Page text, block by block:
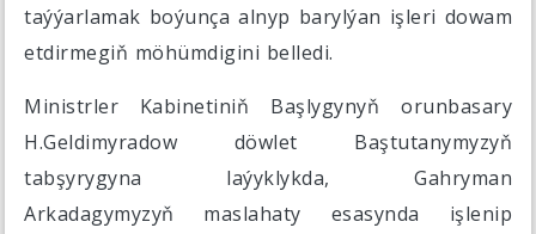
taýýarlamak boýunça alnyp barylýan işleri dowam
etdirmegiň möhümdigini belledi.
Ministrler Kabinetiniň Başlygynyň orunbasary
H.Geldimyradow döwlet Baştutanymyzyň
tabşyrygyna laýyklykda, Gahryman
Arkadagymyzyň maslahaty esasynda işlenip